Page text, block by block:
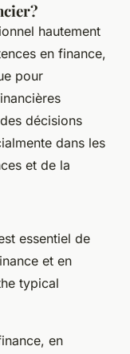
hautement
en finance,
pour
décisions
dans les
et de la
essentiel de
et en
typical
en